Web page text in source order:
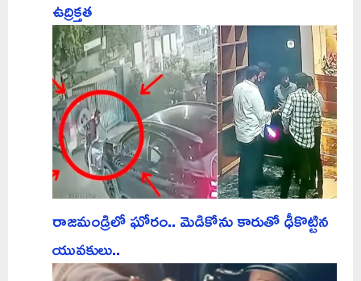
ఉద్రిక్తత
రాజమండ్రిలో ఘోరం.. మెడికోను కారుతో ఢీకొట్టిన
యువకులు..